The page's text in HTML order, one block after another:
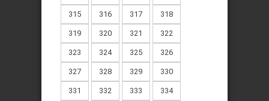
315 316 317 318
319 320 321 322
323 324 325 326
327 328 329 330
331 332 333 334